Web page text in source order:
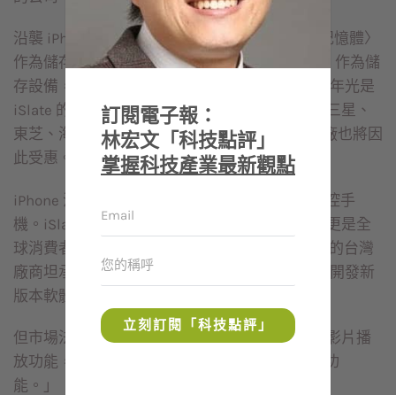
沿襲 iPhone 和 iTouch 使用 Nand Flash〈快閃記憶體〉
作為儲存裝置的設計，iSlate 也將以 Nand Flash 作為儲
存設備，以每台 iSlate 內建一二八ＧＢ預估，明年光是
iSlate 的需求量就足以吃掉三星一整季的產能，三星、
東芝、海力士，這三家 Nand Flash 的主要供應廠也將因
此受惠。
iPhone 沒有了 APP Store，就只是一台普通的觸控手
機。iSlate 將帶來哪一種應用和新的商業模式？更是全
球消費者關切的議題；不過，一家負責應用開發的台灣
廠商坦承：「目前並未收到蘋果通知要為 iSlate 開發新
版本軟體。」
但市場法人評估：「iSlate 應該會主打電子書和影片播
放功能，另外 APP Store 的遊戲應該也會是主打功
能。」
訂閱電子報：
林宏文「科技點評」
掌握科技產業最新觀點
立刻訂閱「科技點評」